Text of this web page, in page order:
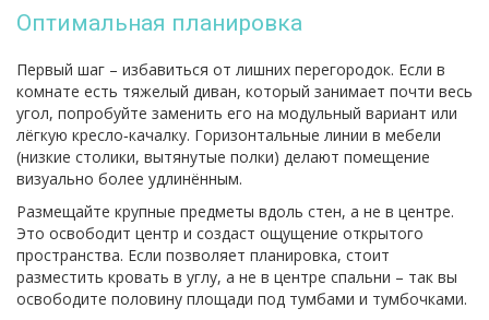
Оптимальная планировка
Первый шаг – избавиться от лишних перегородок. Если в
комнате есть тяжелый диван, который занимает почти весь
угол, попробуйте заменить его на модульный вариант или
лёгкую кресло‑качалку. Горизонтальные линии в мебели
(низкие столики, вытянутые полки) делают помещение
визуально более удлинённым.
Размещайте крупные предметы вдоль стен, а не в центре.
Это освободит центр и создаст ощущение открытого
пространства. Если позволяет планировка, стоит
разместить кровать в углу, а не в центре спальни – так вы
освободите половину площади под тумбами и тумбочками.